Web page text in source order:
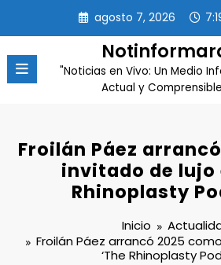
contenido
agosto 7, 2026
"Noticias en Vivo: Un Medio
Actual y
Froilán Páez
invitado de lujo
Rhinoplasty
Inicio
Froilán Páez arrancó 2025
‘The Rhinoplasty